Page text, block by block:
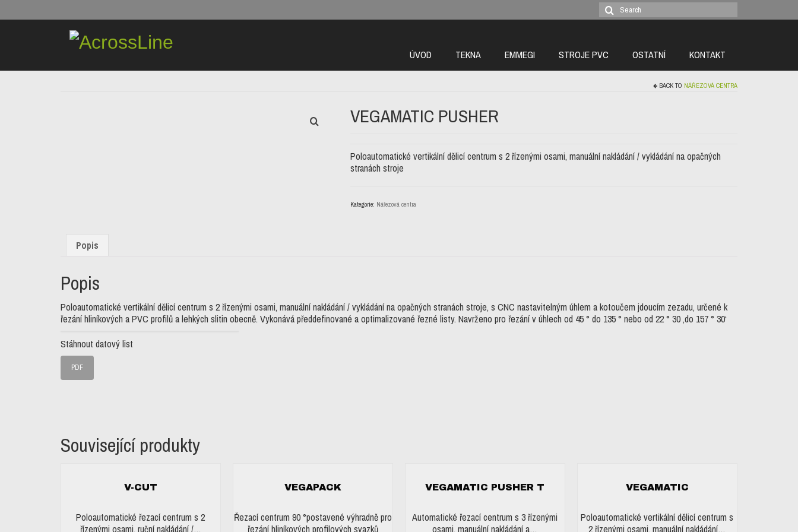
Search
for:
ÚVOD TEKNA EMMEGI STROJE PVC OSTATNÍ KONTAKT
BACK TO NÁŘEZOVÁ CENTRA
VEGAMATIC PUSHER
Poloautomatické vertikální dělicí centrum s 2 řízenými osami, manuální nakládání / vykládání na opačných
stranách stroje
Kategorie: Nářezová centra
Popis
Popis
Poloautomatické vertikální dělicí centrum s 2 řízenými osami, manuální nakládání / vykládání na opačných stranách stroje, s CNC nastavitelným úhlem a kotoučem jdoucím zezadu, určené k
řezání hliníkových a PVC profilů a lehkých slitin obecně. Vykonává předdefinované a optimalizované řezné listy. Navrženo pro řezání v úhlech od 45 ° do 135 ° nebo od 22 ° 30 ‚do 157 ° 30‘
Stáhnout datový list
PDF
Související produkty
V-CUT
Poloautomatické řezací centrum s 2
řízenými osami, ruční nakládání /…
VEGAPACK
Řezací centrum 90 °postavené výhradně pro
řezání hliníkových profilových svazků
VEGAMATIC PUSHER T
Automatické řezací centrum s 3 řízenými
osami, manuální nakládání a…
VEGAMATIC
Poloautomatické vertikální dělicí centrum s
2 řízenými osami, manuální nakládání…